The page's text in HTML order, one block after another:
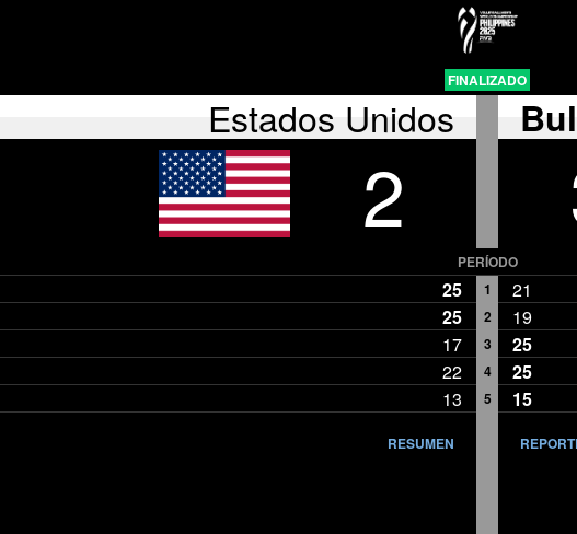
FINALIZADO
Estados Unidos
2
PERÍODO
25 1
21
25
2
19
17
3
25
22
4
25
13
5 15
RESUMEN